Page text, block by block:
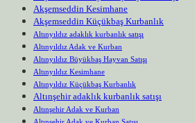
Akşemseddin Kesimhane
Akşemseddin Küçükbaş Kurbanlık
Altınyıldız adaklık kurbanlık satışı
Altınyıldız Adak ve Kurban
Altınyıldız Büyükbaş Hayvan Satışı
Altınyıldız Kesimhane
Altınyıldız Küçükbaş Kurbanlık
Altınşehir adaklık kurbanlık satışı
Altınşehir Adak ve Kurban